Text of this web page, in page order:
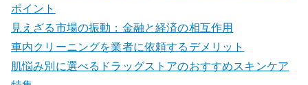
ポイント
見えざる市場の振動：金融と経済の相互作用
車内クリーニングを業者に依頼するデメリット
肌悩み別に選べるドラッグストアのおすすめスキンケア